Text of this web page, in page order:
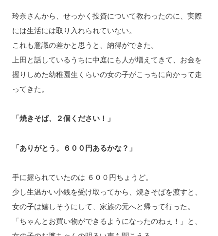
玲奈さんから、せっかく投資について教わったのに、実際
には生活には取り入れられていない。
これも意識の差かと思うと、納得ができた。
上⽥と話しているうちに中庭にも人が増えてきて、お⾦を
握りしめた幼稚園生くらいの⼥の⼦がこっちに向かって⾛
ってきた。
「焼きそば、２個ください！」
「ありがとう。６００円あるかな？」
⼿に握られていたのは ６００円ちょうど。
少し生温かい⼩銭を受け取ってから、焼きそばを渡すと、
⼥の⼦は嬉しそうにして、家族の元へと帰って行った。
「ちゃんとお買い物ができるようになったのねぇ！」と、